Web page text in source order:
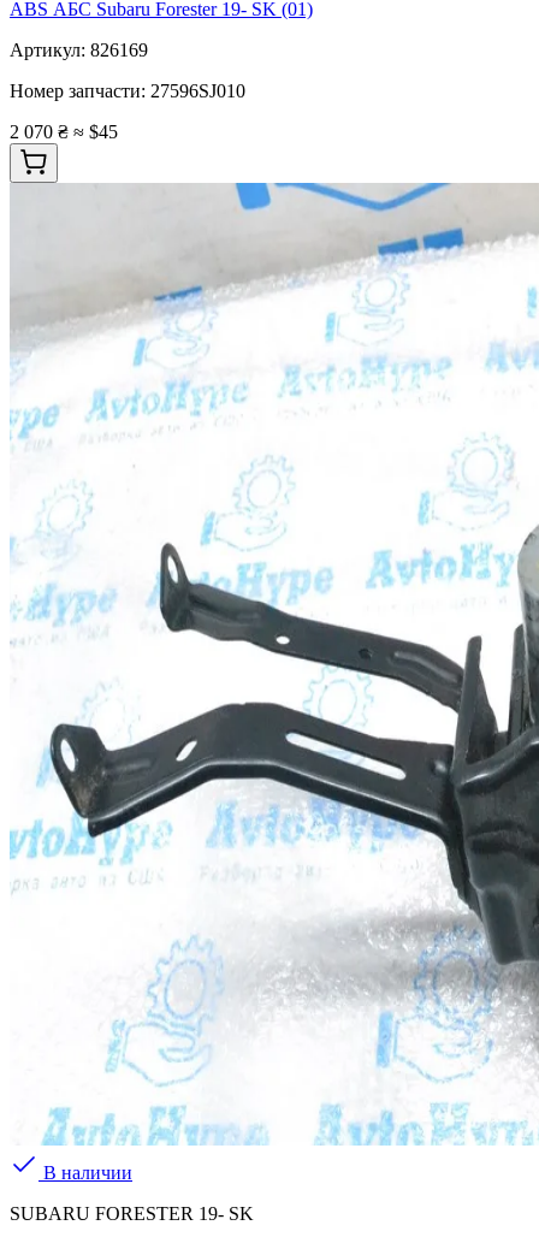
ABS АБС Subaru Forester 19- SK (01)
Артикул: 826169
Номер запчасти: 27596SJ010
2 070 ₴ ≈ $45
В наличии
SUBARU FORESTER 19- SK